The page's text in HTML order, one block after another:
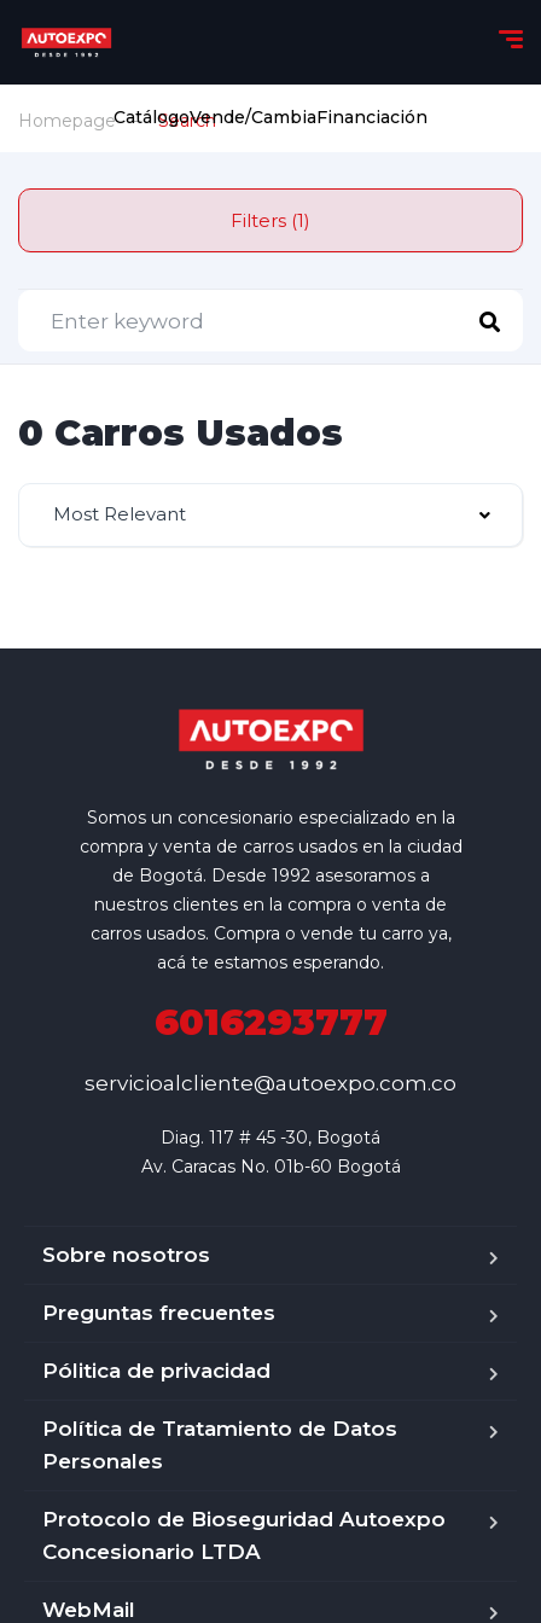
CatálogoVende/CambiaFinanciación
Homepage Search
Filters (1)
0 Carros Usados
Most Relevant
Somos un concesionario especializado en la
compra y venta de carros usados en la ciudad
de Bogotá. Desde 1992 asesoramos a
nuestros clientes en la compra o venta de
carros usados. Compra o vende tu carro ya,
acá te estamos esperando.
6016293777
servicioalcliente@autoexpo.com.co
Diag. 117 # 45 -30, Bogotá
Av. Caracas No. 01b-60 Bogotá
Sobre nosotros
Preguntas frecuentes
Pólitica de privacidad
Política de Tratamiento de Datos
Personales
Protocolo de Bioseguridad Autoexpo
Concesionario LTDA
WebMail